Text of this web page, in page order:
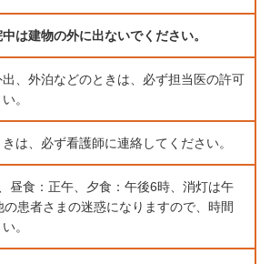
中は建物の外に出ないでください。
出、外泊などのときは、必ず担当医の許可
。
は、必ず看護師に連絡してください。
昼食：正午、夕食：午後6時、消灯は午
患者さまの迷惑になりますので、時間
。